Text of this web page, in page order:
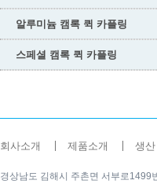
알루미늄 캠록 퀵 카플링
스페셜 캠록 퀵 카플링
회사소개 제품소개 생
경상남도 김해시 주촌면 서부로